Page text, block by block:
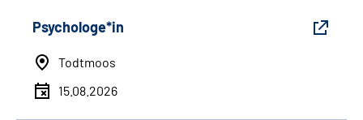
Psychologe*in
Todtmoos
15.08.2026